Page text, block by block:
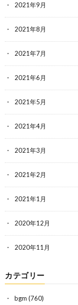
2021年9月
2021年8月
2021年7月
2021年6月
2021年5月
2021年4月
2021年3月
2021年2月
2021年1月
2020年12月
2020年11月
カテゴリー
bgm (760)